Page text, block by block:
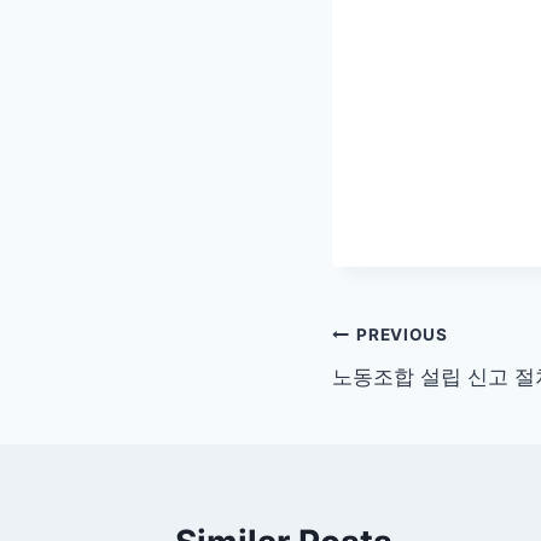
글
탐
PREVIOUS
노동조합 설립 신고 절